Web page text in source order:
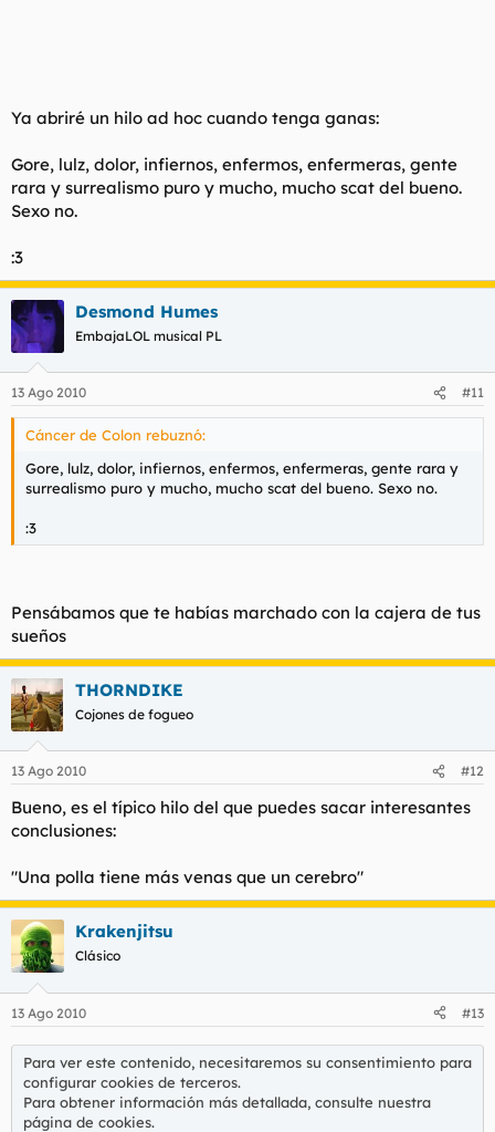
Ya abriré un hilo ad hoc cuando tenga ganas:
Gore, lulz, dolor, infiernos, enfermos, enfermeras, gente
rara y surrealismo puro y mucho, mucho scat del bueno.
Sexo no.
:3
Desmond Humes
EmbajaLOL musical PL
13 Ago 2010 #11
Cáncer de Colon rebuznó:
Gore, lulz, dolor, infiernos, enfermos, enfermeras, gente rara y
surrealismo puro y mucho, mucho scat del bueno. Sexo no.
:3
Pensábamos que te habías marchado con la cajera de tus
sueños
THORNDIKE
Cojones de fogueo
13 Ago 2010 #12
Bueno, es el típico hilo del que puedes sacar interesantes
conclusiones:
"Una polla tiene más venas que un cerebro"
Krakenjitsu
Clásico
13 Ago 2010 #13
Para ver este contenido, necesitaremos su consentimiento para
configurar cookies de terceros.
Para obtener información más detallada, consulte nuestra
página de cookies.